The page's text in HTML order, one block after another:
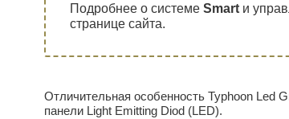
Подробнее о системе Smart и
странице сайта.
Отличительная особенность Typhoon Led
панели Light Emitting Diod (LED).